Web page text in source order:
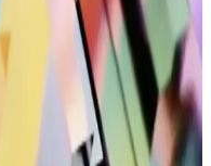
teknolojik ürünlerle
çıkarıyor. Güncel trendler
Modern Tarz ve